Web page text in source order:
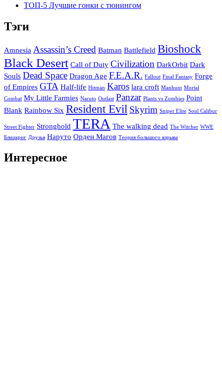
ТОП-5 Лучшие гонки с тюнингом
Тэги
Amnesia Assassin’s Creed Batman Battlefield Bioshock
Black Desert Call of Duty Civilization DarkOrbit Dark
Souls Dead Space Dragon Age F.E.A.R. Fallout Final Fantasy Forge
of Empires GTA Half-life Hitman Karos lara croft Manhunt Mortal
Combat My Little Farmies Naruto Outlast Panzar Plants vs Zombies Point
Blank Rainbow Six Resident Evil Skyrim Sniper Elite Soul Calibur
Street Fighter Stronghold TERA The walking dead The Witcher WWE
Блицкриг Друзья Наруто Орден Магов Теория большого взрыва
Интересное